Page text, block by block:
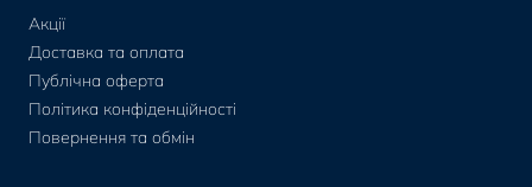
Акції
Доставка та оплата
Публічна оферта
Політика конфіденційності
Повернення та обмін